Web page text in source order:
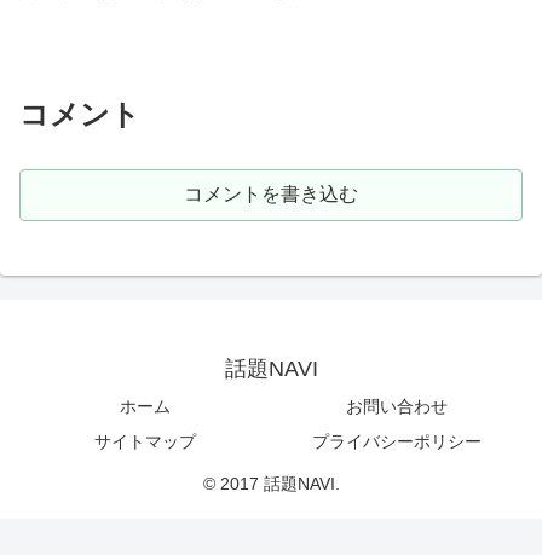
コメント
コメントを書き込む
話題NAVI
ホーム
お問い合わせ
サイトマップ
プライバシーポリシー
© 2017 話題NAVI.